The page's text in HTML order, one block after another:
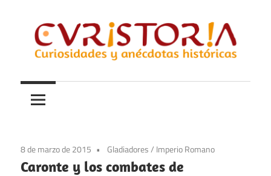
contenido
Curistoria
y
anécdotas
historia
8 de marzo de 2015 Gladiadores/ Imperio Romano
Caronte y los combates de